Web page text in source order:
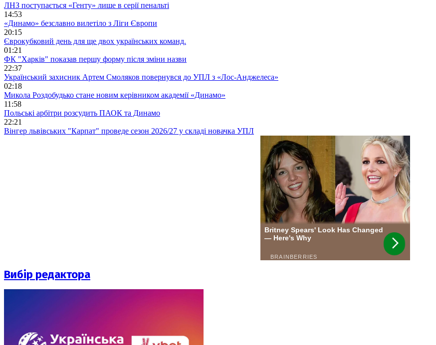
ЛНЗ поступається «Генту» лише в серії пенальті
14:53
«Динамо» безславно вилетіло з Ліги Європи
20:15
Єврокубковий день для ще двох українських команд.
01:21
ФК "Харків" показав першу форму після зміни назви
22:37
Український захисник Артем Смоляков повернувся до УПЛ з «Лос-Анджелеса»
02:18
Микола Роздобудько стане новим керівником академії «Динамо»
11:58
Польські арбітри розсудить ПАОК та Динамо
22:21
Вінгер львівських "Карпат" проведе сезон 2026/27 у складі новачка УПЛ
Вибір редактора